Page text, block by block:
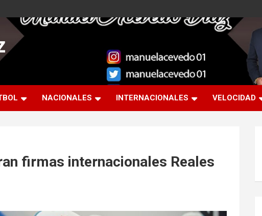
NACIONALES INTERNACIONALES VELOCIDAD
firmas internacionales Reales